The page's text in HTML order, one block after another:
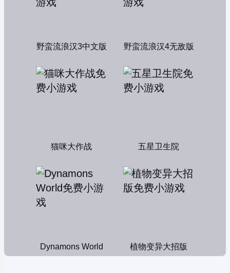
野蛮流浪汉3中文版 野蛮流浪汉4无敌版
猫咪大作战 五星卫生院
Dynamons World 植物变异大招版